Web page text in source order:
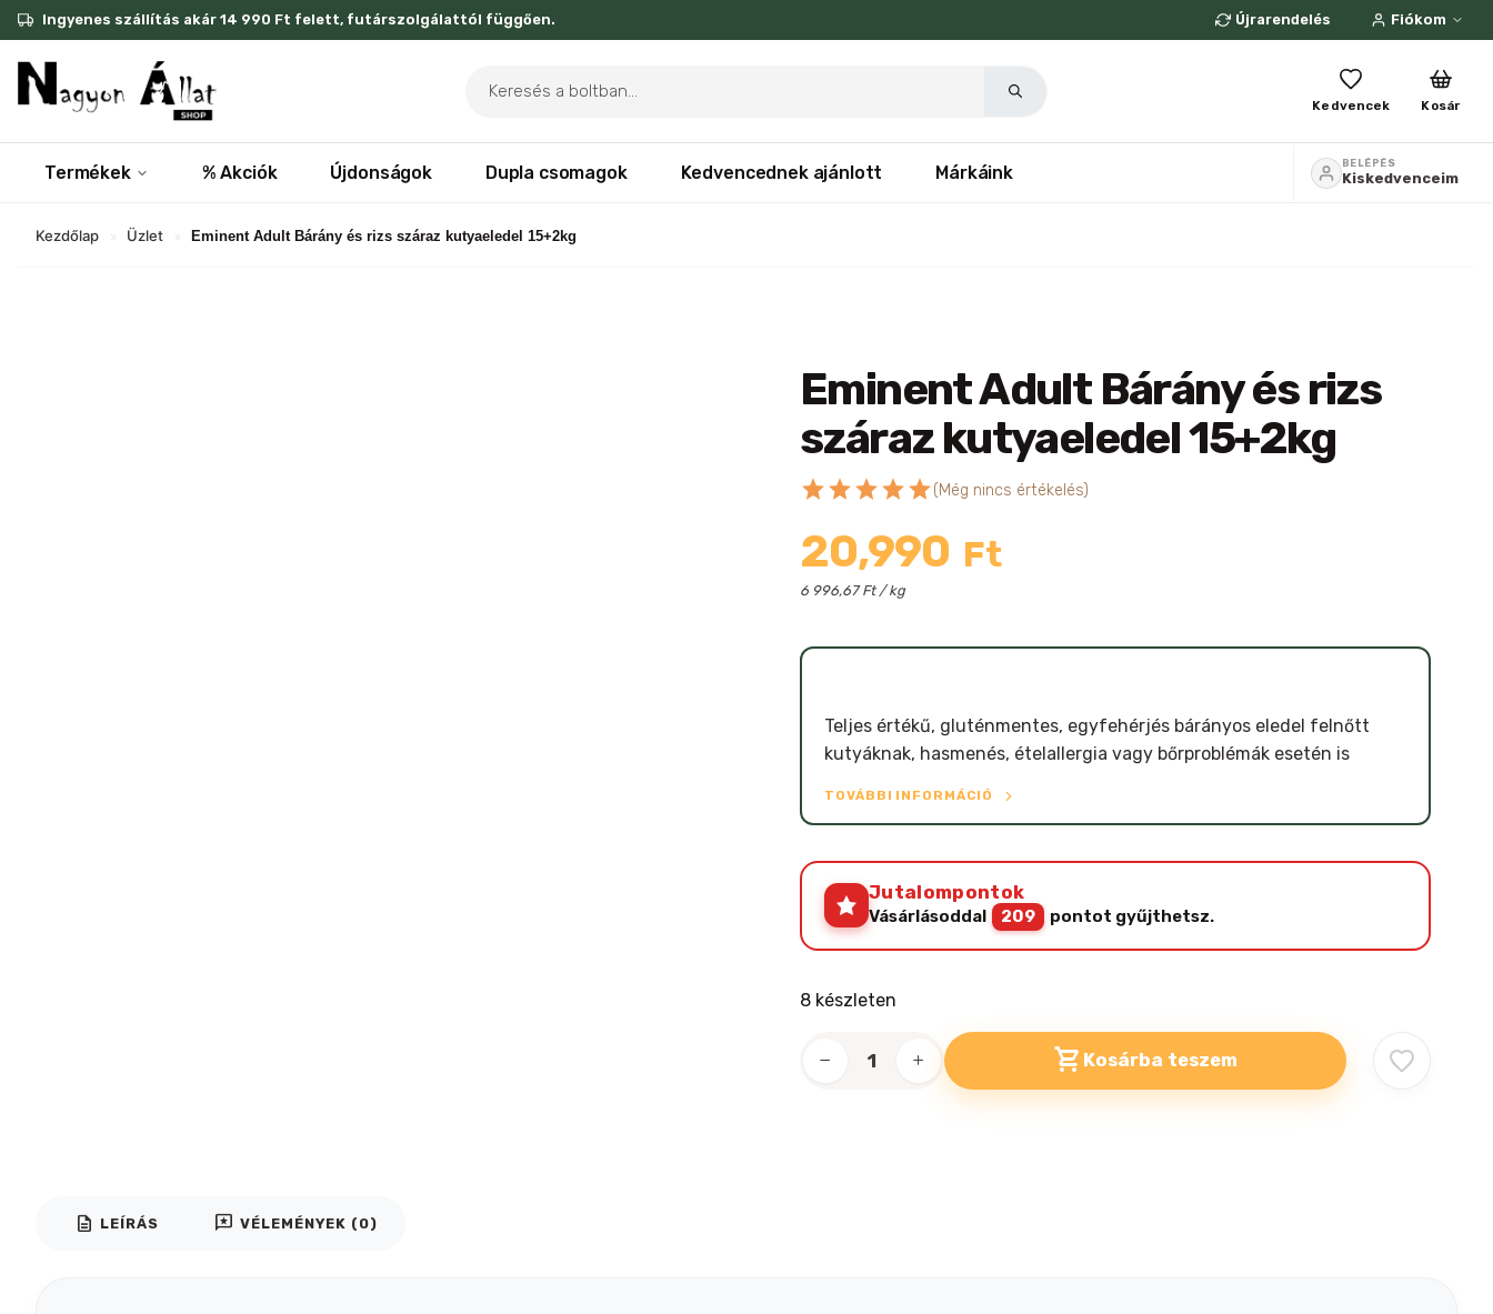
Skip
to
content
Ingyenes szállítás akár 14 990 Ft felett, futárszolgálattól függően. Újrarendelés Fiókom
search
Kedvencek Kosár
Termékek % Akciók Újdonságok Dupla csomagok Kedvencednek ajánlott Márkáink BELÉPÉS
Kiskedvenceim
Kezdőlap Üzlet Eminent Adult Bárány és rizs száraz kutyaeledel 15+2kg
Eminent Adult Bárány és rizs
száraz kutyaeledel 15+2kg
starstarstarstarstar(Még nincs értékelés)
20,990 Ft
6 996,67 Ft / kg
Teljes értékű, gluténmentes, egyfehérjés bárányos eledel felnőtt
kutyáknak, hasmenés, ételallergia vagy bőrproblémák esetén is
TOVÁBBI INFORMÁCIÓ
Jutalompontok
Vásárlásoddal 209 pontot gyűjthetsz.
8 készleten
Kosárba teszem
description LEÍRÁS reviews VÉLEMÉNYEK (0)